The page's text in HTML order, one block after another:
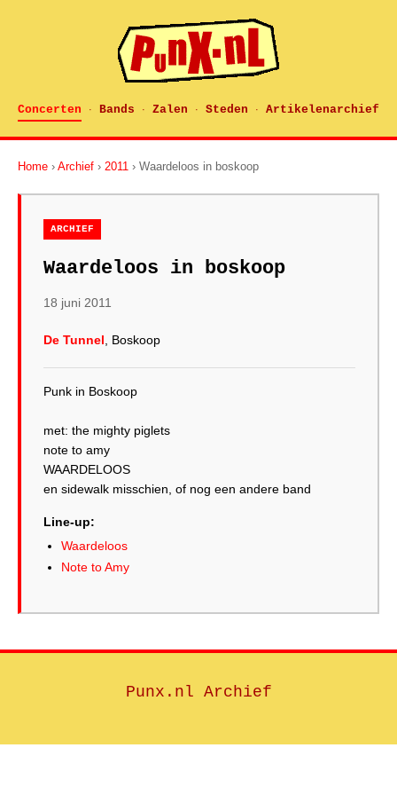
Concerten · Bands · Zalen · Steden · Artikelenarchief
Home › Archief › 2011 › Waardeloos in boskoop
ARCHIEF
Waardeloos in boskoop
18 juni 2011
De Tunnel , Boskoop
Punk in Boskoop
met: the mighty piglets
note to amy
WAARDELOOS
en sidewalk misschien, of nog een andere band
Line-up:
Waardeloos
Note to Amy
Punx.nl Archief